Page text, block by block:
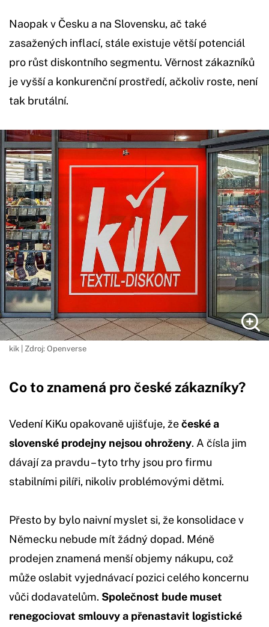
Naopak v Česku a na Slovensku, ač také
zasažených inflací, stále existuje větší potenciál
pro růst diskontního segmentu. Věrnost zákazníků
je vyšší a konkurenční prostředí, ačkoliv roste, není
tak brutální.
kik | Zdroj: Openverse
Co to znamená pro české zákazníky?
Vedení KiKu opakovaně ujišťuje, žečeské a
slovenské prodejny nejsou ohroženy. A čísla jim
dávají za pravdu – tyto trhy jsou pro firmu
stabilními pilíři, nikoliv problémovými dětmi.
Přesto by bylo naivní myslet si, že konsolidace v
Německu nebude mít žádný dopad. Méně
prodejen znamená menší objemy nákupu, což
může oslabit vyjednávací pozici celého koncernu
vůči dodavatelům. Společnost bude muset
renegociovat smlouvy a přenastavit logistické